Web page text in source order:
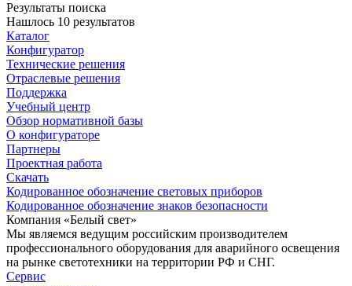
Результаты поиска
Нашлось 10 результатов
Каталог
Конфигуратор
Технические решения
Отраслевые решения
Поддержка
Учебный центр
Обзор нормативной базы
О конфигураторе
Партнеры
Проектная работа
Скачать
Кодированное обозначение световых приборов
Кодированное обозначение знаков безопасности
Компания «Белый свет»
Мы являемся ведущим российским производителем
профессионального оборудования для аварийного освещения
на рынке светотехники на территории РФ и СНГ.
Сервис